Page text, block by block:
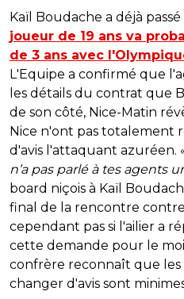
Kaïl Boudache a déjà
joueur de 19 ans va
de 3 ans avec
L'Equipe a confirmé que
les détails du contrat que
de son côté, Nice-Matin
Nice n'ont pas totalement
d'avis l'attaquant azuréen.
n’a pas parlé à tes agents
board niçois à Kaïl
final de la rencontre contre
cependant pas si l'ailier a
cette demande pour le
confrère reconnaît que les
changer d'avis sont